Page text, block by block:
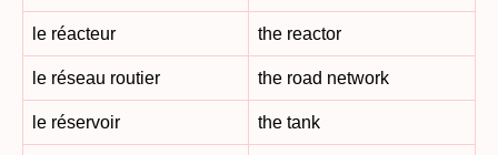
le réacteur the reactor
le réseau routier the road network
le réservoir the tank